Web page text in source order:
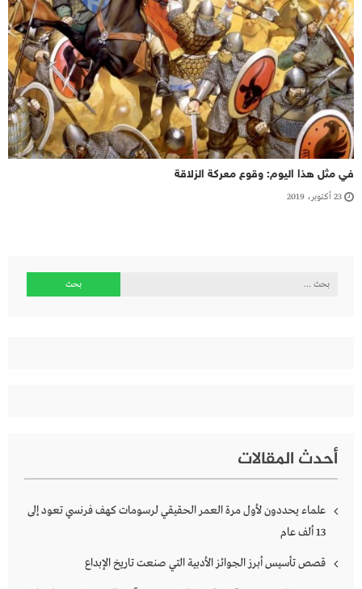
في مثل هذا اليوم: وقوع معركة الزلاقة
23 أكتوبر، 2019
البحث
أحدث المقالات
علماء يحددون لأول مرة العمر الحقيقي لرسومات كهف فرنسي تعود إلى
13 ألف عام
قصص تأسيس أبرز الجوائز الأدبية التي صنعت تاريخ الإبداع